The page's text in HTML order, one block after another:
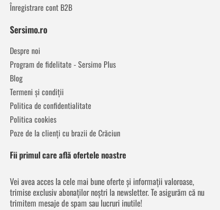
Înregistrare cont B2B
Sersimo.ro
Despre noi
Program de fidelitate - Sersimo Plus
Blog
Termeni și condiții
Politica de confidentialitate
Politica cookies
Poze de la clienți cu brazii de Crăciun
Fii primul care află ofertele noastre
Vei avea acces la cele mai bune oferte și informații valoroase,
trimise exclusiv abonaților noștri la newsletter. Te asigurăm că nu
trimitem mesaje de spam sau lucruri inutile!